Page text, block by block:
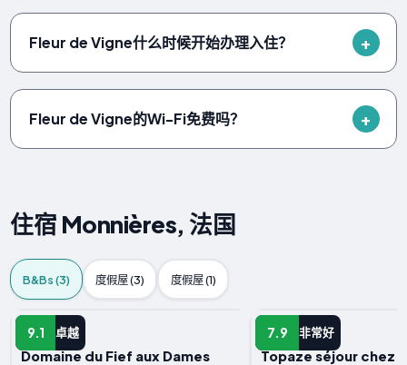
Fleur de Vigne什么时候开始办理入住？
Fleur de Vigne的Wi-Fi免费吗？
住宿 Monnières, 法国
B&Bs (3) 度假屋 (3) 度假屋 (1)
9.1 卓越
B&B
Domaine du Fief aux Dames
7.9 非常好
B&B
Topaze séjour chez